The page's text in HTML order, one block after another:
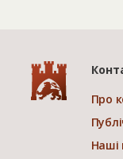
Про
Наші